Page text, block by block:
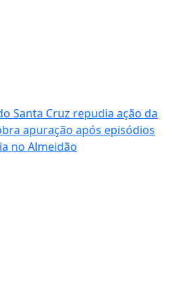
Santa Cruz repudia ação da
apuração após episódios
no Almeidão